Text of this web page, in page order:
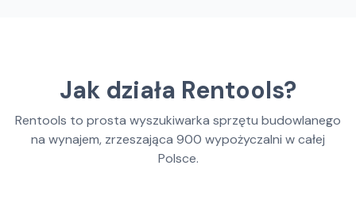
Jak działa Rentools?
Rentools to prosta wyszukiwarka sprzętu budowlanego
na wynajem, zrzeszająca 900 wypożyczalni w całej
Polsce.